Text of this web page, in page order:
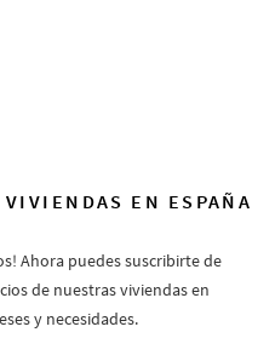
EN ESPAÑA
Ahora puedes suscribirte de
de nuestras viviendas en
y necesidades.